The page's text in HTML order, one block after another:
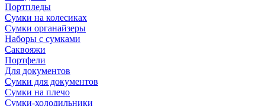
Портпледы
Сумки на колесиках
Сумки органайзеры
Наборы с сумками
Саквояжи
Портфели
Для документов
Сумки для документов
Сумки на плечо
Сумки-холодильники